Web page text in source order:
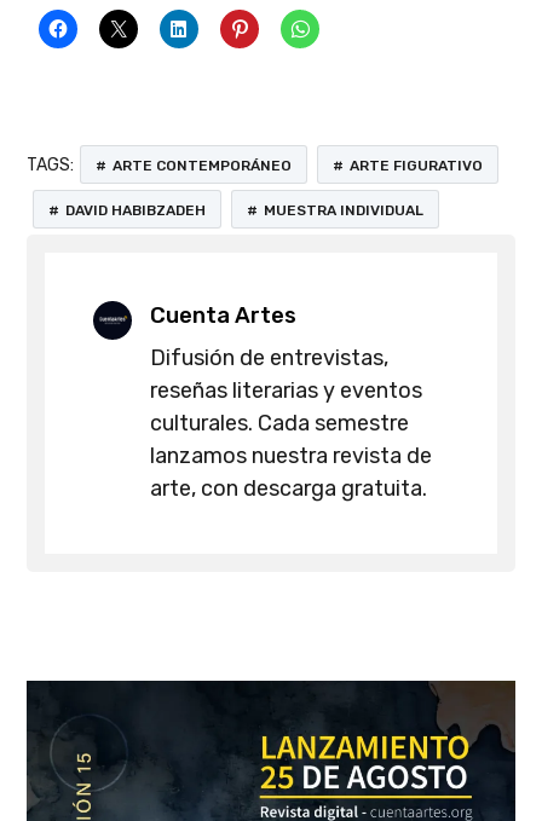
TAGS: ARTE CONTEMPORÁNEO ARTE FIGURATIVO
DAVID HABIBZADEH MUESTRA INDIVIDUAL
Cuenta Artes
Difusión de entrevistas,
reseñas literarias y eventos
culturales. Cada semestre
lanzamos nuestra revista de
arte, con descarga gratuita.